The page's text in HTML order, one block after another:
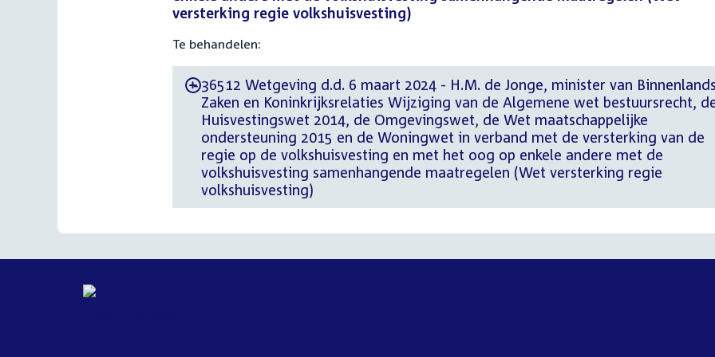
versterking regie volkshuisvesting)
Te behandelen:
-36512 Wetgeving d.d. 6 maart 2024 - H.M. de Jonge, minister van
Zaken en Koninkrijksrelaties Wijziging van de Algemene wet bestuursrecht,
Huisvestingswet 2014, de Omgevingswet, de Wet maatschappelijke
ondersteuning 2015 en de Woningwet in verband met de versterking van de
regie op de volkshuisvesting en met het oog op enkele andere met de
volkshuisvesting samenhangende maatregelen (Wet versterking regie
volkshuisvesting)